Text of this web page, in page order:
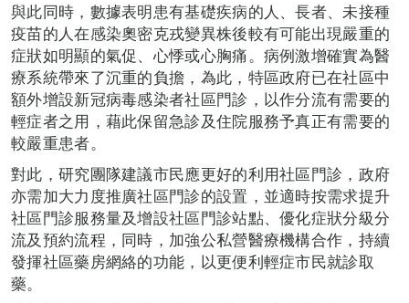
與此同時，數據表明患有基礎疾病的人、長者、未接種
疫苗的人在感染奧密克戎變異株後較有可能出現嚴重的
症狀如明顯的氣促、心悸或心胸痛。病例激增確實為醫
療系統帶來了沉重的負擔，為此，特區政府已在社區中
額外增設新冠病毒感染者社區門診，以作分流有需要的
輕症者之用，藉此保留急診及住院服務予真正有需要的
較嚴重患者。
對此，研究團隊建議市民應更好的利用社區門診，政府
亦需加大力度推廣社區門診的設置，並適時按需求提升
社區門診服務量及增設社區門診站點、優化症狀分級分
流及預約流程，同時，加強公私營醫療機構合作，持續
發揮社區藥房網絡的功能，以更便利輕症市民就診取
藥。